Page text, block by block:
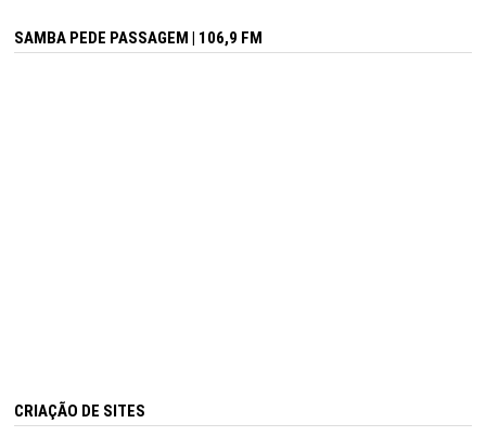
SAMBA PEDE PASSAGEM | 106,9 FM
CRIAÇÃO DE SITES